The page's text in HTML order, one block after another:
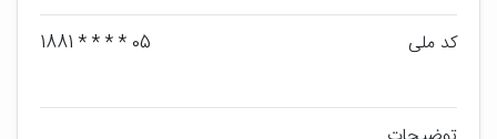
کد ملی 05 * * * * 1881